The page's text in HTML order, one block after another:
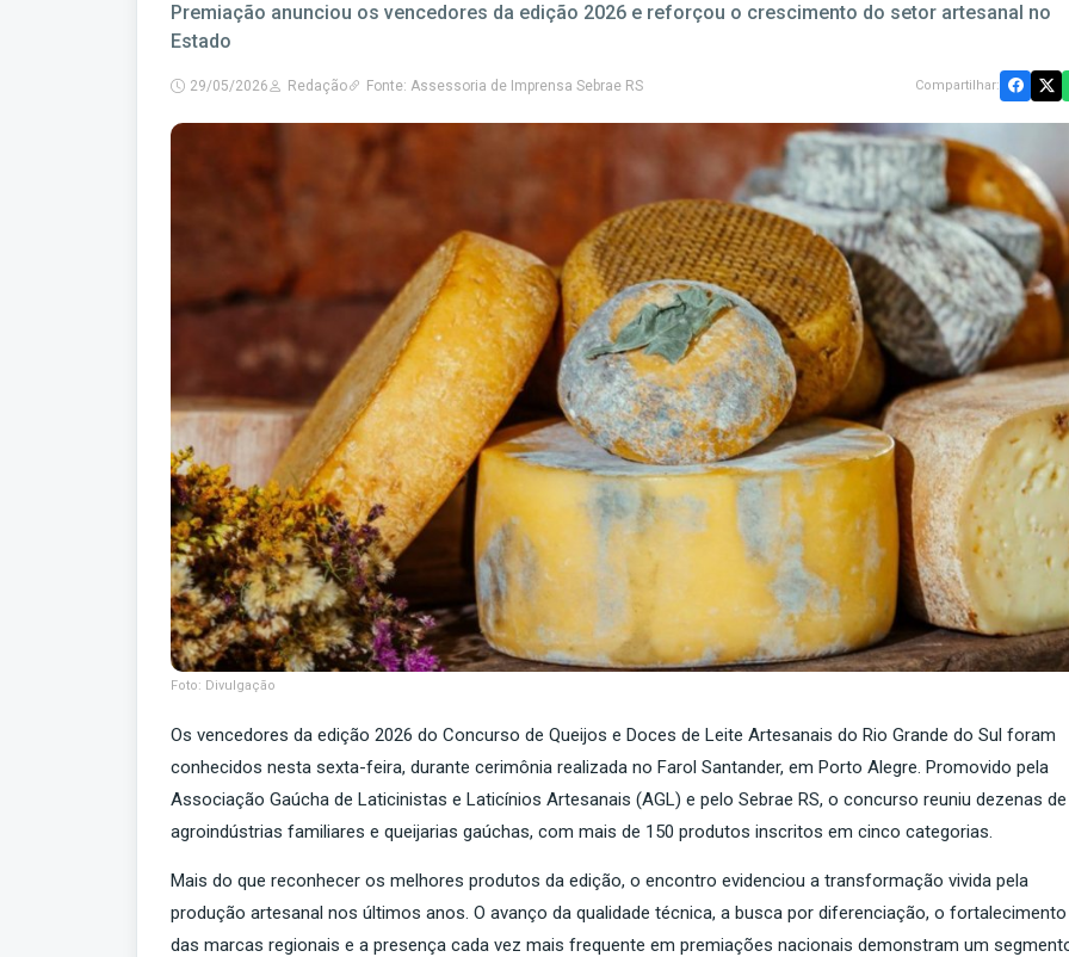
Premiação anunciou os vencedores da edição 2026 e reforçou o crescimento do setor artesanal no
Estado
29/05/2026 Redação Fonte: Assessoria de Imprensa Sebrae RS Compartilhar:
Foto: Divulgação
Os vencedores da edição 2026 do Concurso de Queijos e Doces de Leite Artesanais do Rio Grande do Sul foram
conhecidos nesta sexta-feira, durante cerimônia realizada no Farol Santander, em Porto Alegre. Promovido pela
Associação Gaúcha de Laticinistas e Laticínios Artesanais (AGL) e pelo Sebrae RS, o concurso reuniu dezenas de
agroindústrias familiares e queijarias gaúchas, com mais de 150 produtos inscritos em cinco categorias.
Mais do que reconhecer os melhores produtos da edição, o encontro evidenciou a transformação vivida pela
produção artesanal nos últimos anos. O avanço da qualidade técnica, a busca por diferenciação, o fortalecimento
das marcas regionais e a presença cada vez mais frequente em premiações nacionais demonstram um